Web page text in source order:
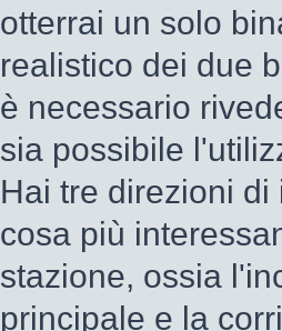
otterrai un solo
realistico dei due
è necessario
sia possibile
Hai tre direzioni
cosa più
stazione, ossia
principale e la